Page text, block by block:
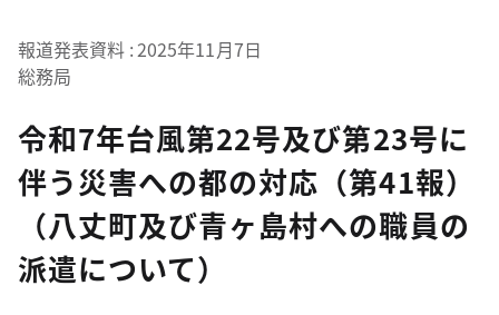
報道発表資料 2025年11月7日
総務局
令和7年台風第22号及び第23号に
伴う災害への都の対応（第41報）
（八丈町及び青ヶ島村への職員の
派遣について）